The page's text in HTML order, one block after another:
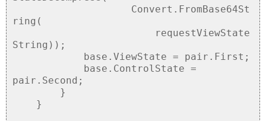
Convert.FromBase64St
ring(
requestViewState
String));
base.ViewState = pair.First;
base.ControlState =
pair.Second;
}
}